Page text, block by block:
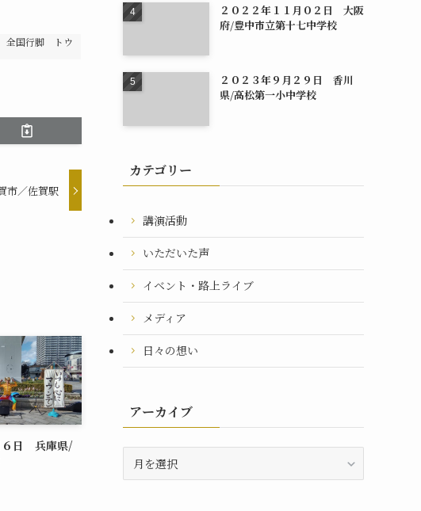
全国行脚 トウ
／佐賀駅
６日 兵庫県/
２０２２年１１月０２日 大阪
府/豊中市立第十七中学校
２０２３年９月２９日 香川
県/高松第一小中学校
カテゴリー
講演活動
いただいた声
イベント・路上ライブ
メディア
日々の想い
アーカイブ